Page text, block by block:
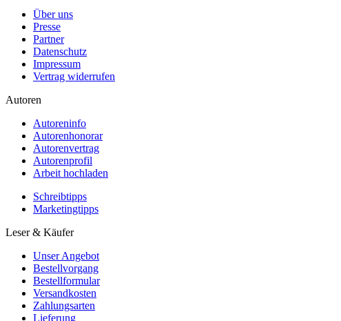
Über uns
Presse
Partner
Datenschutz
Impressum
Vertrag widerrufen
Autoren
Autoreninfo
Autorenhonorar
Autorenvertrag
Autorenprofil
Arbeit hochladen
Schreibtipps
Marketingtipps
Leser & Käufer
Unser Angebot
Bestellvorgang
Bestellformular
Versandkosten
Zahlungsarten
Lieferung